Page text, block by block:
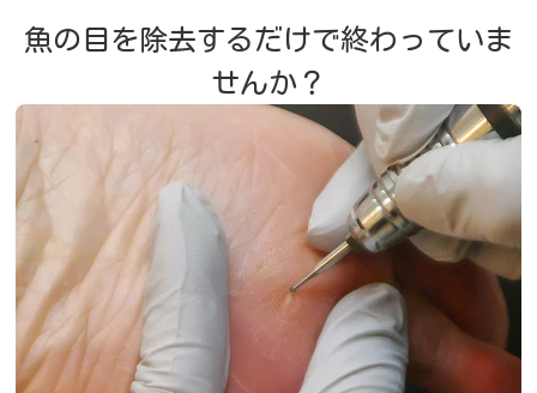
魚の目を除去するだけで終わっていま
せんか？